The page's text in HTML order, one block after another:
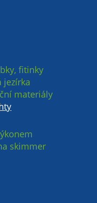
fitinky
jezírka
materiály
skimmer